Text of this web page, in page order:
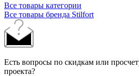
Все товары категории
Все товары бренда Stilfort
Есть вопросы по скидкам или
проекта?